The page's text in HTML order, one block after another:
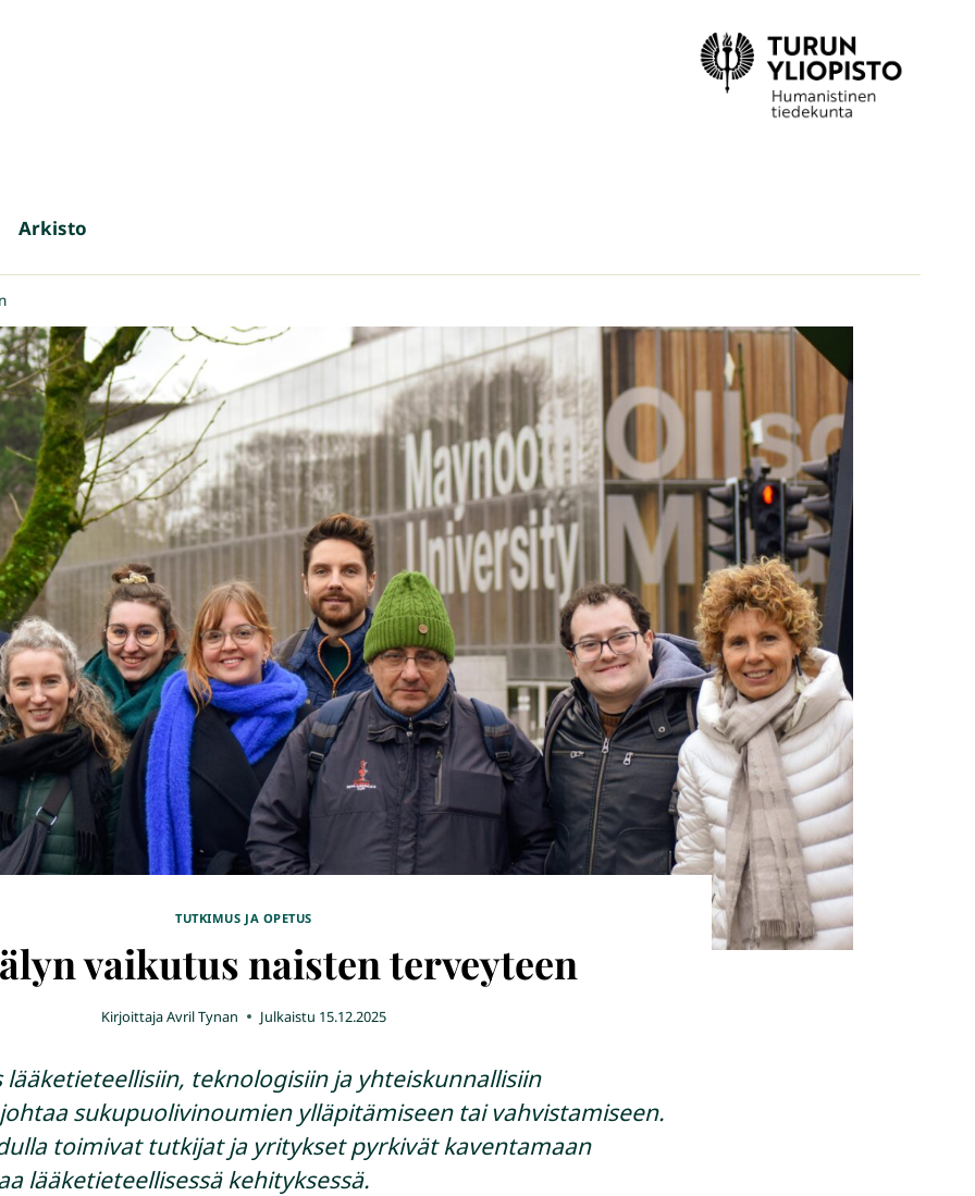
Arkisto
TUTKIMUS JA OPETUS
vaikutus naisten terveyteen
KirjoittajaAvril Tynan Julkaistu 15.12.2025
lääketieteellisiin, teknologisiin ja yhteiskunnallisiin
sukupuolivinoumien ylläpitämiseen tai vahvistamiseen.
toimivat tutkijat ja yritykset pyrkivät kaventamaan
lääketieteellisessä kehityksessä.